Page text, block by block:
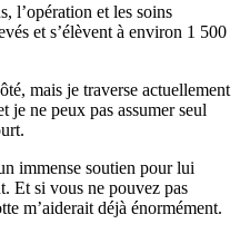
l’opération et les soins
et s’élèvent à environ 1 500
mais je traverse actuellement
je ne peux pas assumer seul
immense soutien pour lui
Et si vous ne pouvez pas
m’aiderait déjà énormément.